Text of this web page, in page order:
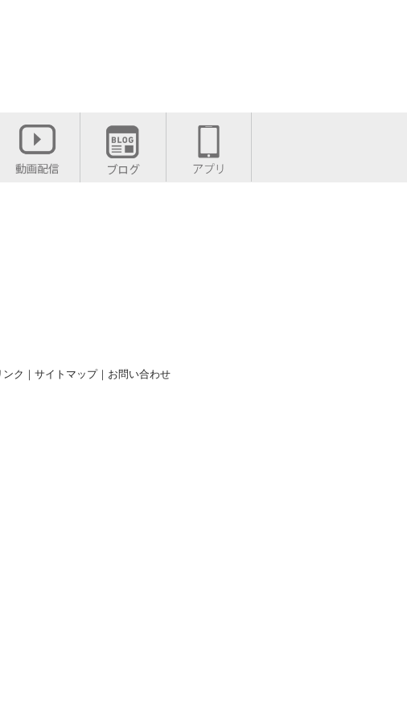
ンク ｜ サイトマップ｜ お問い合わせ